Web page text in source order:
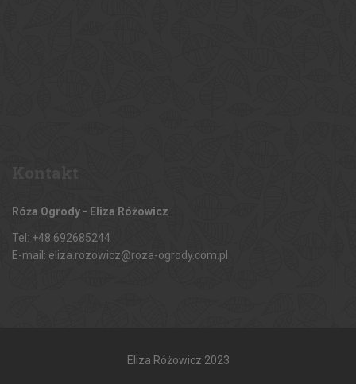
Róża Ogrody - Eliza Różowicz
Tel: +48 692685244
E-mail: eliza.rozowicz@roza-ogrody.com.pl
Eliza Różowicz 2023